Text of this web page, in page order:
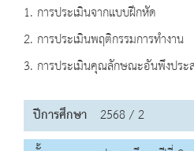
1. การประเมินจากแบบฝึกหัด
2. การประเมินพฤติกรรมการทำงาน
3. การประเมินคุณลักษณะอันพึงประ
ปีการศึกษา 2568 / 2